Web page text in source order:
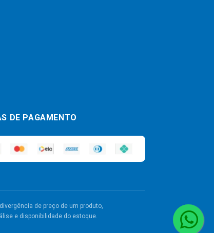
DE PAGAMENTO
de preço de um produto,
e disponibilidade do estoque.